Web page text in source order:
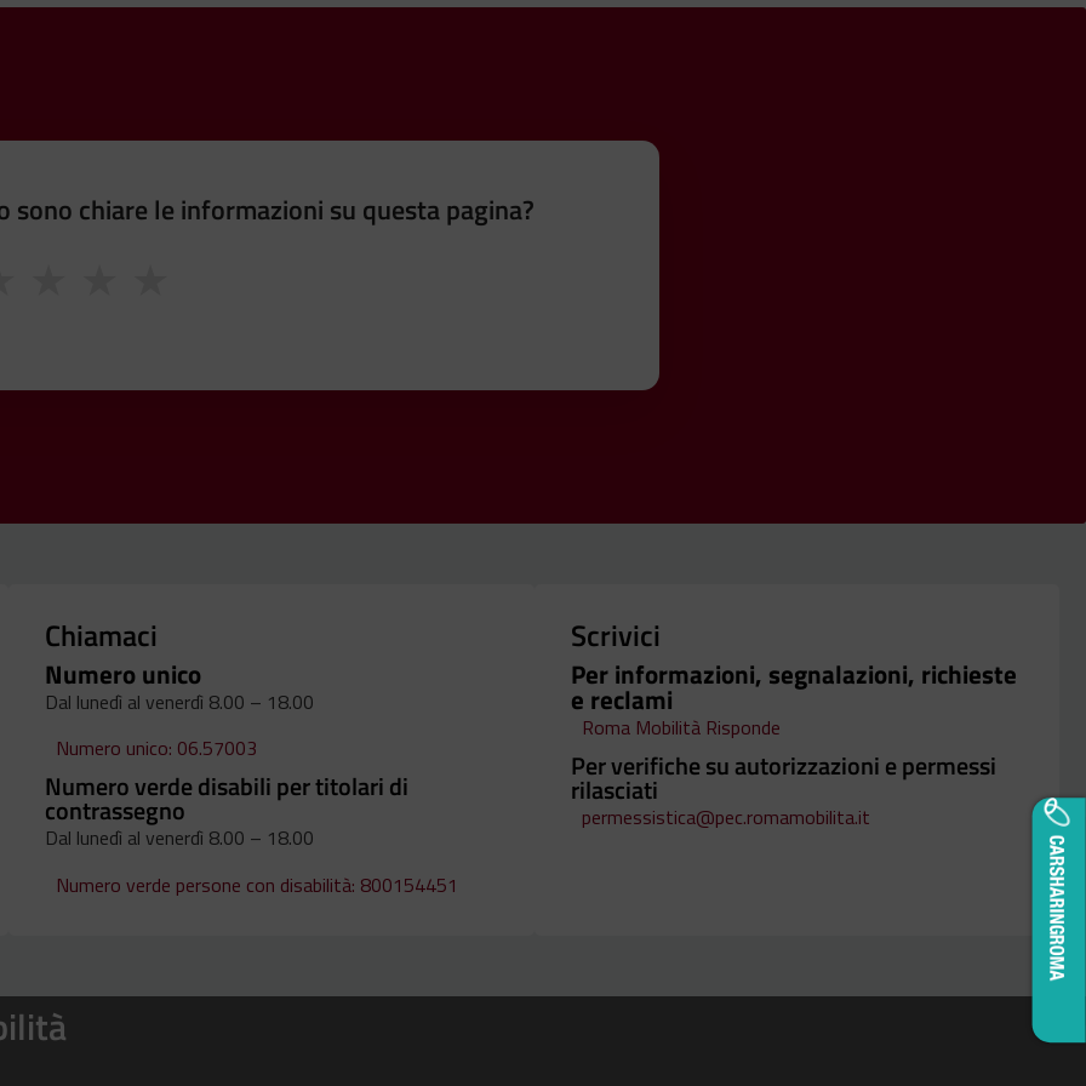
sono chiare le informazioni su questa pagina?
Chiamaci
Numero unico
Dal lunedì al venerdì 8.00 – 18.00
Numero unico: 06.57003
Numero verde disabili per titolari di
contrassegno
Dal lunedì al venerdì 8.00 – 18.00
Numero verde persone con disabilità: 800154451
Scrivici
Per informazioni, segnalazioni, richieste
e reclami
Roma Mobilità Risponde
Per verifiche su autorizzazioni e permessi
rilasciati
permessistica@pec.romamobilita.it